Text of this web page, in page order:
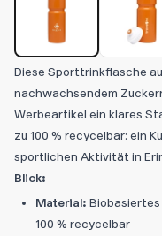
Diese Sporttrinkflasche
nachwachsendem
Werbeartikel ein klares
zu 100 % recycelbar: ein
sportlichen Aktivität in
Blick:
Material: Biobasiertes
100 % recycelbar